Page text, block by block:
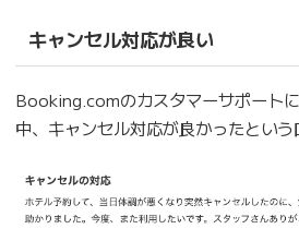
キャンセル対応が良い
Booking.comのカスタマーサポート
中、キャンセル対応が良かったという